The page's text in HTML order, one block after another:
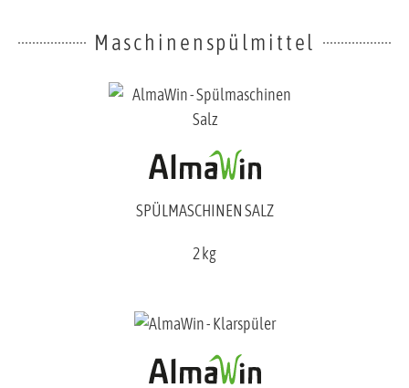
Maschinenspülmittel
SPÜLMASCHINEN SALZ
2 kg